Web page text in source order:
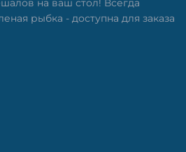
на ваш стол! Всегда
рыбка - доступна для заказа